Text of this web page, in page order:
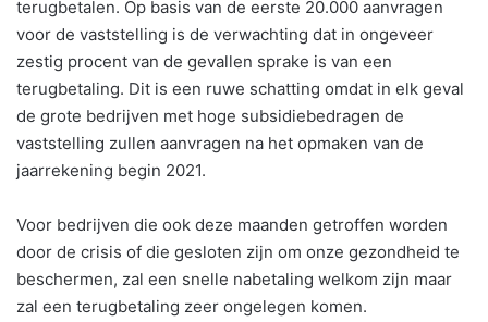
terugbetalen. Op basis van de eerste 20.000 aanvragen
voor de vaststelling is de verwachting dat in ongeveer
zestig procent van de gevallen sprake is van een
terugbetaling. Dit is een ruwe schatting omdat in elk geval
de grote bedrijven met hoge subsidiebedragen de
vaststelling zullen aanvragen na het opmaken van de
jaarrekening begin 2021.
Voor bedrijven die ook deze maanden getroffen worden
door de crisis of die gesloten zijn om onze gezondheid te
beschermen, zal een snelle nabetaling welkom zijn maar
zal een terugbetaling zeer ongelegen komen.